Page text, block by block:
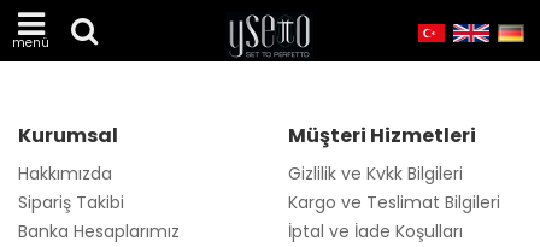
menü
Kurumsal
Hakkımızda
Sipariş Takibi
Banka Hesaplarımız
Müşteri Hizmetleri
Gizlilik ve Kvkk Bilgileri
Kargo ve Teslimat Bilgileri
İptal ve İade Koşulları